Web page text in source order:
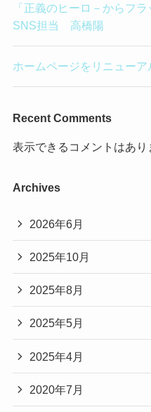
「正義のヒーロ－からフ
SNS担当 高橋陽
ホームページをリニューア
Recent Comments
表示できるコメントはあり
Archives
2026年6月
2025年10月
2025年8月
2025年5月
2025年4月
2020年7月